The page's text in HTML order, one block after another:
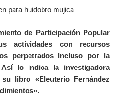
de Participación Popular
actividades con recursos
perpetrados incluso por la
Así lo indica la investigadora
libro «Eleuterio Fernández